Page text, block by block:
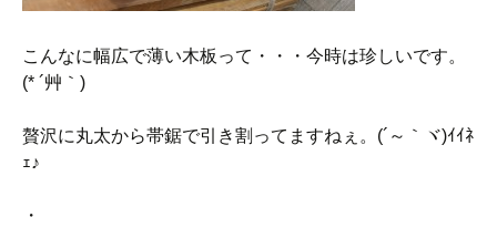
こんなに幅広で薄い木板って・・・今時は珍しいです。
(* ´艸｀)
贅沢に丸太から帯鋸で引き割ってますねぇ。(´～｀ヾ)ｲｲﾈ
ｪ♪
・